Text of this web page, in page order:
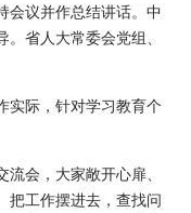
会议并作总结讲话。中
省人大常委会党组、
实际，针对学习教育个
会，大家敞开心扉、
把工作摆进去，查找问